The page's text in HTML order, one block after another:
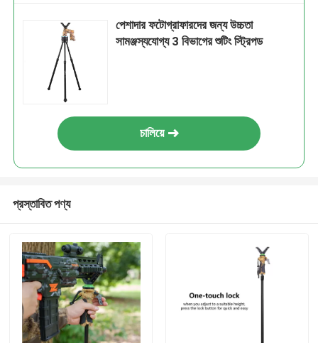
পেশাদার ফটোগ্রাফারদের জন্য উচ্চতা
সামঞ্জস্যযোগ্য 3 বিভাগের শুটিং স্ট্রিপড
চালিয়ে
প্রস্তাবিত পণ্য